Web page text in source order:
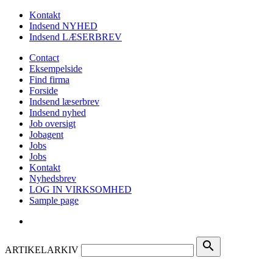
Kontakt
Indsend NYHED
Indsend LÆSERBREV
Contact
Eksempelside
Find firma
Forside
Indsend læserbrev
Indsend nyhed
Job oversigt
Jobagent
Jobs
Jobs
Kontakt
Nyhedsbrev
LOG IN VIRKSOMHED
Sample page
ARTIKELARKIV search